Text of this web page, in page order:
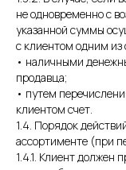
не одновременно с
указанной суммы
с клиентом одним из
• наличными
продавца;
• путем
клиентом счет.
1.4. Порядок
ассортименте (при
1.4.1. Клиент должен